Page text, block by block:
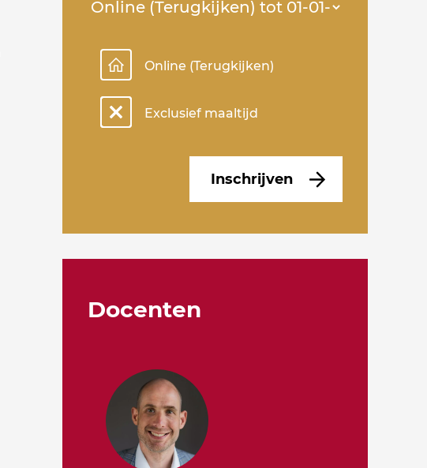
Online (Terugkijken)
Exclusief maaltijd
Inschrijven
Docenten